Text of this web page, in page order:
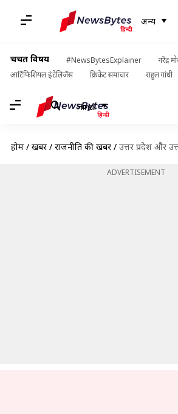
अन्य
चर्चित विषय #NewsBytesExplainer
नरेंद्र
आर्टिफिशियल इंटेलिजेंस
क्रिकेट समाचार राहुल गांधी
Hindi
होम / खबरें / राजनीति की खबरें / उत्तर प्रदेश और उत्तराखंड में बसपा
ADVERTISEMENT